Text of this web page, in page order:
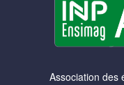
Association des